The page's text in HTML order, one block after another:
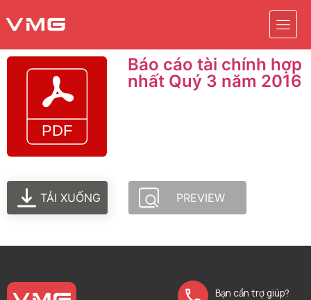
Báo cáo tài chính hợp
nhất Quý 3 năm 2016
TẢI XUỐNG PREVIEW
Bạn cần trợ giúp?